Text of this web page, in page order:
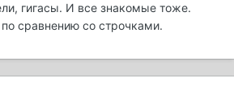
гигасы. И все знакомые тоже.
сравнению со строчками.